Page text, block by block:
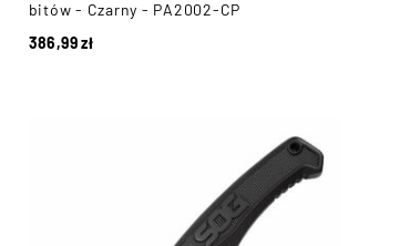
bitów - Czarny - PA2002-CP
386,99zł